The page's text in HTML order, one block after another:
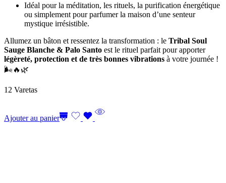
Idéal pour la méditation, les rituels, la purification énergétique
ou simplement pour parfumer la maison d’une senteur
mystique irrésistible.
Allumez un bâton et ressentez la transformation : le Tribal Soul
Sauge Blanche & Palo Santo est le rituel parfait pour apporter
légèreté, protection et de très bonnes vibrations à votre journée !
🌬️🔥🌿
12 Varetas
Ajouter au panier